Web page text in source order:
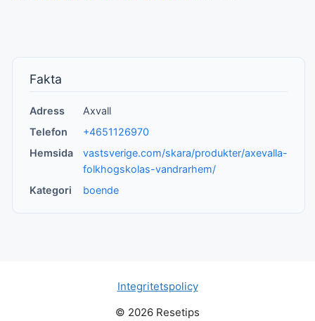
Fakta
Adress
Axvall
Telefon
+4651126970
Hemsida
vastsverige.com/skara/produkter/axevalla-
folkhogskolas-vandrarhem/
Kategori
boende
Integritetspolicy
© 2026 Resetips